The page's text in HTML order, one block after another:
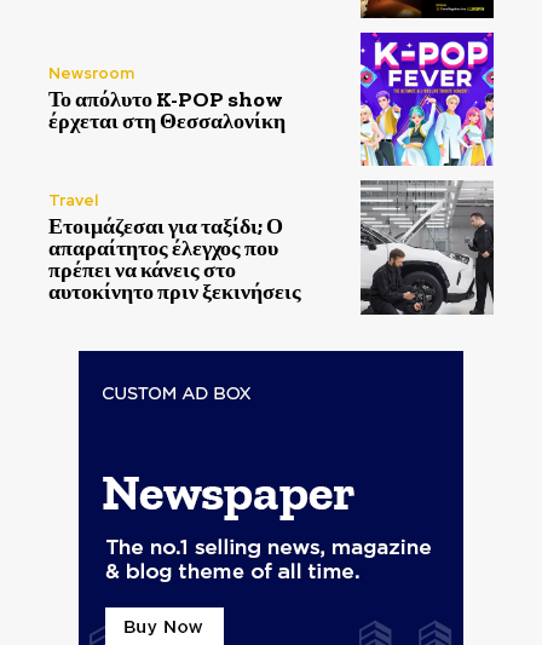
Newsroom
Το απόλυτο K-POP show
έρχεται στη Θεσσαλονίκη
Travel
Ετοιμάζεσαι για ταξίδι; Ο
απαραίτητος έλεγχος που
πρέπει να κάνεις στο
αυτοκίνητο πριν ξεκινήσεις